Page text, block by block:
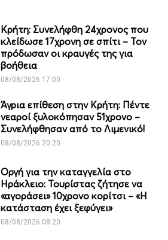
Κρήτη: Συνελήφθη 24χρονος που
κλείδωσε 17χρονη σε σπίτι – Τον
πρόδωσαν οι κραυγές της για
βοήθεια
08/08/2026 17:00
Άγρια επίθεση στην Κρήτη: Πέντε
νεαροί ξυλοκόπησαν 51χρονο –
Συνελήφθησαν από το Λιμενικό!
08/08/2026 20:20
Οργή για την καταγγελία στο
Ηράκλειο: Τουρίστας ζήτησε να
«αγοράσει» 10χρονο κορίτσι – «Η
κατάσταση έχει ξεφύγει»
08/08/2026 08:20